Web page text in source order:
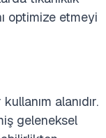
optimize etmeyi
alanıdır.
geleneksel